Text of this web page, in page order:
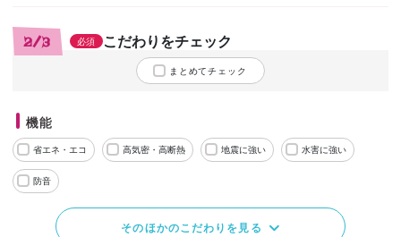
2/3 必須 こだわりをチェック
まとめてチェック
機能
省エネ・エコ 高気密・高断熱 地震に強い 水害に強い
防音
そのほかのこだわりを見る